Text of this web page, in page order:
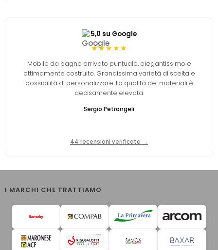
5,0 su Google
★★★★★
Mobile da bagno arrivato puntuale, elegantissimo e
ottimamente costruito. Grandissima varietà di scelta e
possibilità di personalizzare. La qualità dei materiali è
decisamente elevata.
Sergio Petrangeli
44 recensioni verificate →
I MARCHI CHE TRATTIAMO